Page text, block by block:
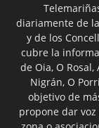
diariamente de
y de los
cubre la
de Oia, O
Nigrán, O
objetivo de
propone dar